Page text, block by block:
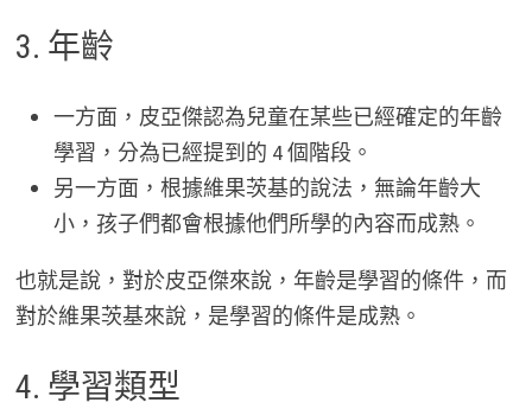
3. 年齡
一方面，皮亞傑認為兒童在某些已經確定的年齡
學習，分為已經提到的 4 個階段。
另一方面，根據維果茨基的說法，無論年齡大
小，孩子們都會根據他們所學的內容而成熟。
也就是說，對於皮亞傑來說，年齡是學習的條件，而
對於維果茨基來說，是學習的條件是成熟。
4. 學習類型